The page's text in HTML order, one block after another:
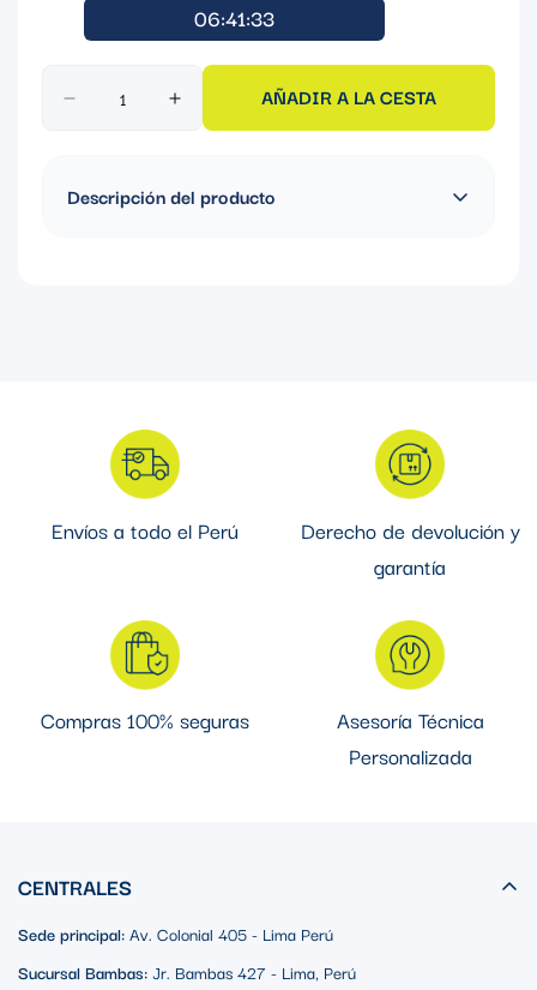
06:41:33
AÑADIR A LA CESTA
Descripción del producto
Envíos a todo el Perú
Derecho de devolución y
garantía
Compras 100% seguras
Asesoría Técnica
Personalizada
CENTRALES
Sede principal:Av. Colonial 405 - Lima Perú
Sucursal Bambas:Jr. Bambas 427 - Lima, Perú